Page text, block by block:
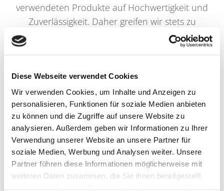
Diese Webseite verwendet Cookies
Wir verwenden Cookies, um Inhalte und Anzeigen zu
personalisieren, Funktionen für soziale Medien anbieten
zu können und die Zugriffe auf unsere Website zu
analysieren. Außerdem geben wir Informationen zu Ihrer
Verwendung unserer Website an unsere Partner für
soziale Medien, Werbung und Analysen weiter. Unsere
Partner führen diese Informationen möglicherweise mit
weiteren Daten zusammen, die Sie ihnen bereitgestellt
verwendeten Produkte auf Hochwertigkeit und
Zuverlässigkeit. Daher greifen wir stets zu
bekannten und etablierten Marken, von denen wir
persönlich überzeugt sind. Wir verwenden Pflege-
Koleston Perfect, Illumina Color und color fresh.
Damit Sie Ihr Haar auch zu Hause optimal pflegen
können, können Sie diese bei uns gerne auch
käuflich erwerben.
Das Friseurhandwerk ist ein Bereich, der sich
ständig weiterentwickelt und neue Ideen
entstehen lässt. Auch wir gehen mit der Zeit und